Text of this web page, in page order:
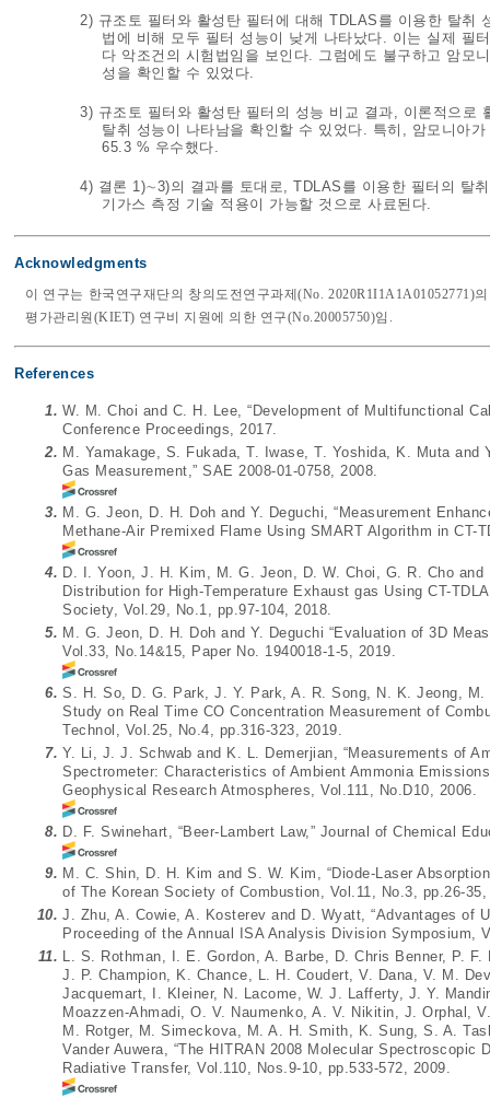
2) 규조토 필터와 활성탄 필터에 대해 TDLAS를 이용한 탈취
법에 비해 모두 필터 성능이 낮게 나타났다. 이는 실제 필
다 악조건의 시험법임을 보인다. 그럼에도 불구하고 암
성을 확인할 수 있었다.
3) 규조토 필터와 활성탄 필터의 성능 비교 결과, 이론적으로
탈취 성능이 나타남을 확인할 수 있었다. 특히, 암모니아
65.3 % 우수했다.
4) 결론 1)∼3)의 결과를 토대로, TDLAS를 이용한 필터의 탈
기가스 측정 기술 적용이 가능할 것으로 사료된다.
Acknowledgments
이 연구는 한국연구재단의 창의도전연구과제(No. 2020R1I1A1A01052771)
평가관리원(KIET) 연구비 지원에 의한 연구(No.20005750)임.
References
1. W. M. Choi and C. H. Lee, “Development of Multifunctional
Conference Proceedings, 2017.
2. M. Yamakage, S. Fukada, T. Iwase, T. Yoshida, K. Muta and
Gas Measurement,” SAE 2008-01-0758, 2008.
3. M. G. Jeon, D. H. Doh and Y. Deguchi, “Measurement
Methane-Air Premixed Flame Using SMART Algorithm in CT-
4. D. I. Yoon, J. H. Kim, M. G. Jeon, D. W. Choi, G. R. Cho and
Distribution for High-Temperature Exhaust gas Using CT-
Society, Vol.29, No.1, pp.97-104, 2018.
5. M. G. Jeon, D. H. Doh and Y. Deguchi “Evaluation of 3D
Vol.33, No.14&15, Paper No. 1940018-1-5, 2019.
6. S. H. So, D. G. Park, J. Y. Park, A. R. Song, N. K. Jeong, M.
Study on Real Time CO Concentration Measurement of
Technol, Vol.25, No.4, pp.316-323, 2019.
7. Y. Li, J. J. Schwab and K. L. Demerjian, “Measurements of
Spectrometer: Characteristics of Ambient Ammonia
Geophysical Research Atmospheres, Vol.111, No.D10, 2006.
8. D. F. Swinehart, “Beer-Lambert Law,” Journal of Chemical
9. M. C. Shin, D. H. Kim and S. W. Kim, “Diode-Laser
of The Korean Society of Combustion, Vol.11, No.3, pp.26-35,
10. J. Zhu, A. Cowie, A. Kosterev and D. Wyatt, “Advantages of
Proceeding of the Annual ISA Analysis Division Symposium,
11.
L. S. Rothman, I. E. Gordon, A. Barbe, D. Chris Benner, P.
J. P. Champion, K. Chance, L. H. Coudert, V. Dana, V. M.
Jacquemart, I. Kleiner, N. Lacome, W. J. Lafferty, J. Y.
Moazzen-Ahmadi, O. V. Naumenko, A. V. Nikitin, J. Orphal,
M. Rotger, M. Simeckova, M. A. H. Smith, K. Sung, S. A.
Vander Auwera, “The HITRAN 2008 Molecular
Radiative Transfer, Vol.110, Nos.9-10, pp.533-572, 2009.